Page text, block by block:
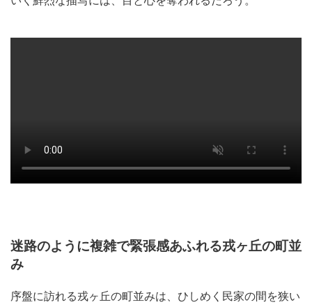
迷路のように複雑で緊張感あふれる戎ヶ丘の町並
み
序盤に訪れる戎ヶ丘の町並みは、ひしめく民家の間を狭い